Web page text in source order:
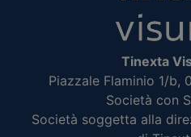
Tinexta
Piazzale Flaminio 1/b,
Società con
Società soggetta alla